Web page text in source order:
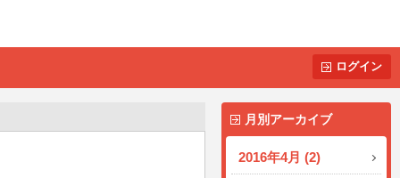
ログイン
月別アーカイブ
2016年4月 (2)